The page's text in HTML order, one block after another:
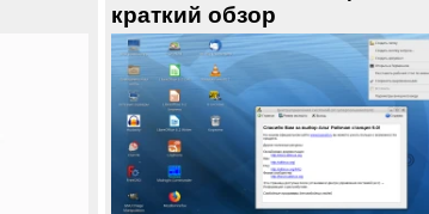
краткий обзор